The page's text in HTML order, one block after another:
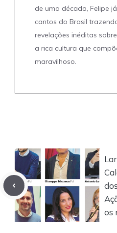
de uma década, Felipe
cantos do Brasil
revelações inéditas
a rica cultura que
maravilhoso.
os